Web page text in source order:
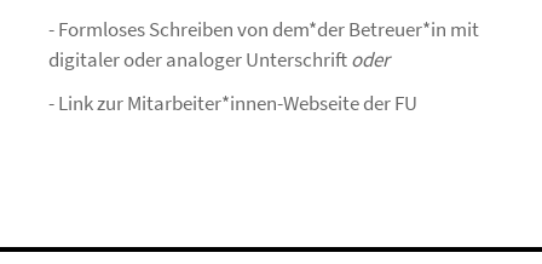
- Formloses Schreiben von dem*der Betreuer*in mit
digitaler oder analoger Unterschriftoder
- Link zur Mitarbeiter*innen-Webseite der FU